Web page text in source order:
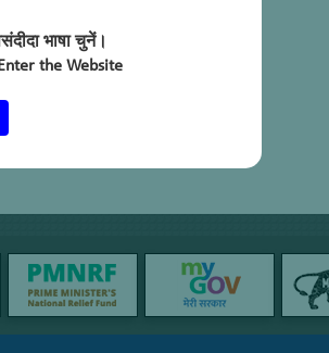
भाषा चुनें।
the Website